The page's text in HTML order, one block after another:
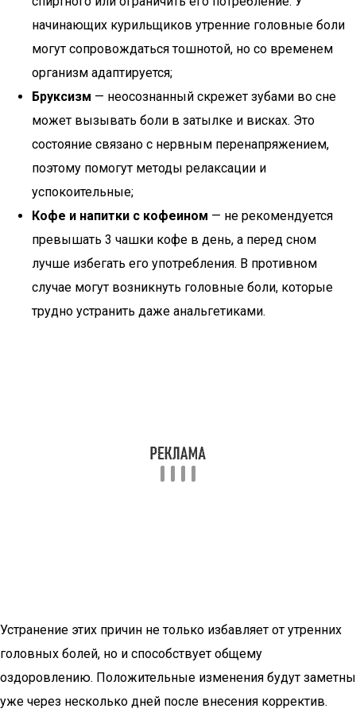
начинающих курильщиков утренние головные боли
могут сопровождаться тошнотой, но со временем
организм адаптируется;
Бруксизм — неосознанный скрежет зубами во сне
может вызывать боли в затылке и висках. Это
состояние связано с нервным перенапряжением,
поэтому помогут методы релаксации и
успокоительные;
Кофе и напитки с кофеином — не рекомендуется
превышать 3 чашки кофе в день, а перед сном
лучше избегать его употребления. В противном
случае могут возникнуть головные боли, которые
трудно устранить даже анальгетиками.
Устранение этих причин не только избавляет от утренних
головных болей, но и способствует общему
оздоровлению. Положительные изменения будут заметны
уже через несколько дней после внесения корректив.